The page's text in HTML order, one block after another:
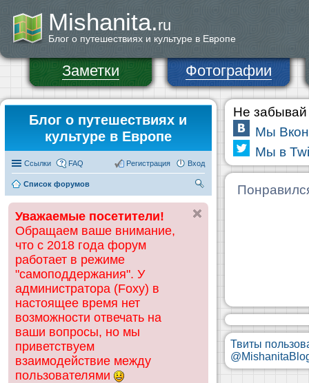
Mishanita.ru
Блог о путешествиях и культуре в Европе
Заметки Фотографии
Блог о путешествиях и
культуре в Европе
Ссылки FAQ Вход
Регистрация
Список форумов
ск
Уважаемые посетители!
Обращаем ваше внимание,
что с 2018 года форум
работает в режиме
"самоподдержания". У
администратора (Foxy) в
настоящее время нет
возможности отвечать на
ваши вопросы, но мы
приветствуем
взаимодействие между
пользователями
Не забывай
Мы
Мы в
Твиты